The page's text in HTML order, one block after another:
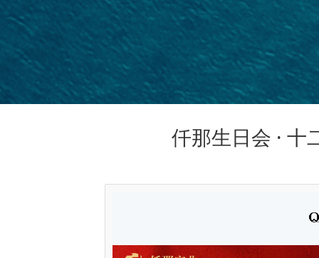
仟那生日会 · 十